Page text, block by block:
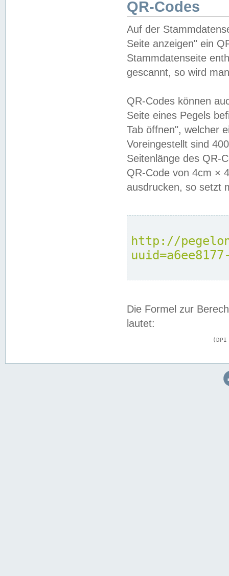
QR-Codes
Auf der
Seite anzeigen" ein
Stammdatenseite
gescannt, so wird
QR-Codes können
Seite eines Pegels
Tab öffnen", welcher
Voreingestellt sind
Seitenlänge des QR-
QR-Code von 4cm ×
ausdrucken, so setzt
http://
Die Formel zur
lautet: